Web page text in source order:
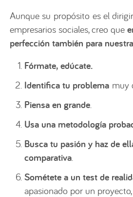
Aunque su propósito es el
empresarios sociales, creo que
perfección también para
Fórmate, edúcate.
Identifica tu problema muy
Piensa en grande
Usa una metodología
Busca tu pasión y haz de
comparativa
Sométete a un test de
apasionado por un